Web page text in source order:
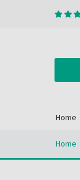
Home
Home